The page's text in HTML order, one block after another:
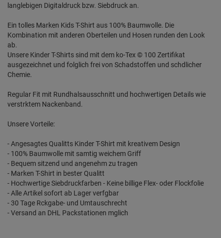
langlebigen Digitaldruck bzw. Siebdruck an.
Ein tolles Marken Kids T-Shirt aus 100% Baumwolle. Die
Kombination mit anderen Oberteilen und Hosen runden den Look
ab.
Unsere Kinder T-Shirts sind mit dem ko-Tex © 100 Zertifikat
ausgezeichnet und folglich frei von Schadstoffen und schdlicher
Chemie.
Regular Fit mit Rundhalsausschnitt und hochwertigen Details wie
verstrktem Nackenband.
Unsere Vorteile:
- Angesagtes Qualitts Kinder T-Shirt mit kreativem Design
- 100% Baumwolle mit samtig weichem Griff
- Bequem sitzend und angenehm zu tragen
- Marken T-Shirt in bester Qualitt
- Hochwertige Siebdruckfarben - Keine billige Flex- oder Flockfolie
- Alle Artikel sofort ab Lager verfgbar
- 30 Tage Rckgabe- und Umtauschrecht
- Versand an DHL Packstationen mglich